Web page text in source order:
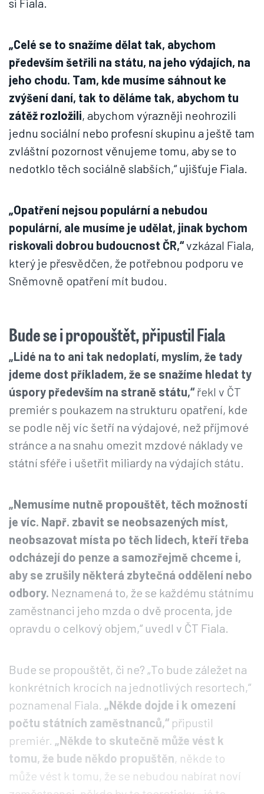
si Fiala.
„Celé se to snažíme dělat tak, abychom
především šetřili na státu, na jeho výdajích, na
jeho chodu. Tam, kde musíme sáhnout ke
zvýšení daní, tak to děláme tak, abychom tu
zátěž rozložili, abychom výrazněji neohrozili
jednu sociální nebo profesní skupinu a ještě tam
zvláštní pozornost věnujeme tomu, aby se to
nedotklo těch sociálně slabších,“ ujišťuje Fiala.
„Opatření nejsou populární a nebudou
populární, ale musíme je udělat, jinak bychom
riskovali dobrou budoucnost ČR,“vzkázal Fiala,
který je přesvědčen, že potřebnou podporu ve
Sněmovně opatření mít budou.
Bude se i propouštět, připustil Fiala
„Lidé na to ani tak nedoplatí, myslím, že tady
jdeme dost příkladem, že se snažíme hledat ty
úspory především na straně státu,“řekl v ČT
premiér s poukazem na strukturu opatření, kde
se podle něj víc šetří na výdajové, než příjmové
stránce a na snahu omezit mzdové náklady ve
státní sféře i ušetřit miliardy na výdajích státu.
„Nemusíme nutně propouštět, těch možností
je víc. Např. zbavit se neobsazených míst,
neobsazovat místa po těch lidech, kteří třeba
odcházejí do penze a samozřejmě chceme i,
aby se zrušily některá zbytečná oddělení nebo
odbory. Neznamená to, že se každému státnímu
zaměstnanci jeho mzda o dvě procenta, jde
opravdu o celkový objem,“ uvedl v ČT Fiala.
Bude se propouštět, či ne? „To bude záležet na
konkrétních krocích na jednotlivých resortech,“
poznamenal Fiala. „Někde dojde i k omezení
počtu státních zaměstnanců,“ připustil
premiér. „Někde to skutečně může vést k
tomu, že bude někdo propuštěn, někde to
může vést k tomu, že se nebudou nabírat noví